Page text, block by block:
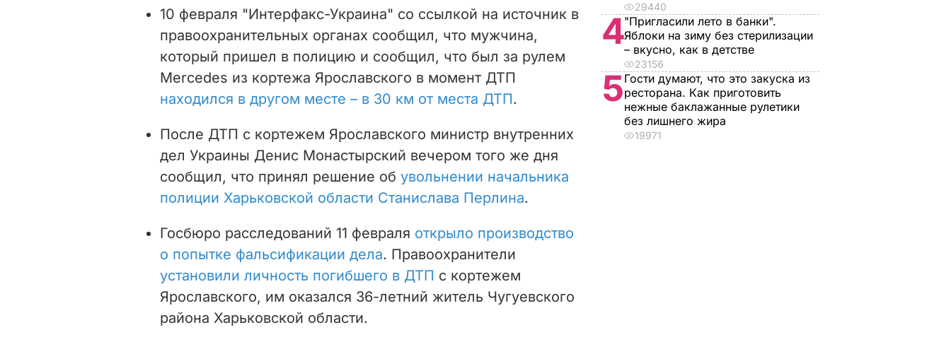
10 февраля "Интерфакс-Украина" со ссылкой на источник в
правоохранительных органах сообщил, что мужчина,
который пришел в полицию и сообщил, что был за рулем
Mercedes из кортежа Ярославского в момент ДТП
находился в другом месте – в 30 км от места ДТП.
После ДТП с кортежем Ярославского министр внутренних
дел Украины Денис Монастырский вечером того же дня
сообщил, что принял решение об увольнении начальника
полиции Харьковской области Станислава Перлина.
Госбюро расследований 11 февраля открыло производство
о попытке фальсификации дела. Правоохранители
установили личность погибшего в ДТП с кортежем
Ярославского, им оказался 36-летний житель Чугуевского
района Харьковской области.
29440
4"Пригласили лето в банки".
Яблоки на зиму без стерилизации
– вкусно, как в детстве
23156
5Гости думают, что это закуска из
ресторана. Как приготовить
нежные баклажанные рулетики
без лишнего жира
19971